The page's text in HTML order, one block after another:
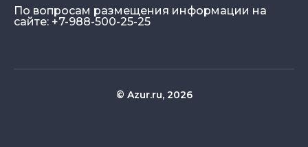
По вопросам размещения информации на
сайте: +7-988-500-25-25
© Azur.ru, 2026